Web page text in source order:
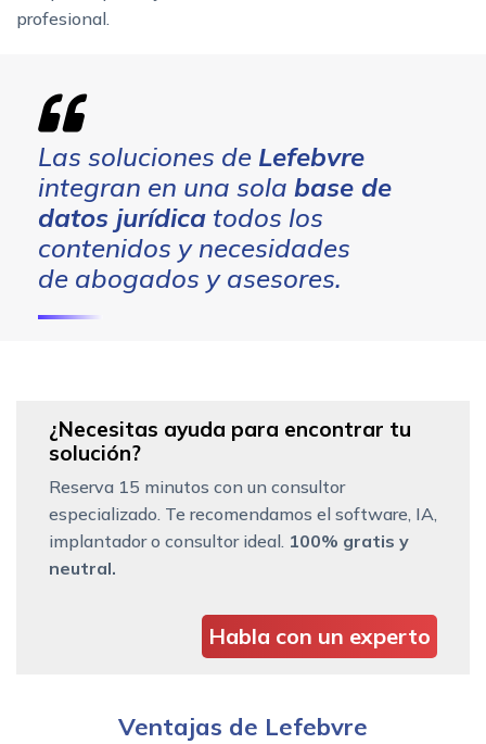
profesional.
Las soluciones de Lefebvre
integran en una sola base de
datos jurídica todos los
contenidos y necesidades
de abogados y asesores.
¿Necesitas ayuda para encontrar tu
solución?
Reserva 15 minutos con un consultor
especializado. Te recomendamos el software, IA,
implantador o consultor ideal. 100% gratis y
neutral.
Habla con un experto
Ventajas de Lefebvre